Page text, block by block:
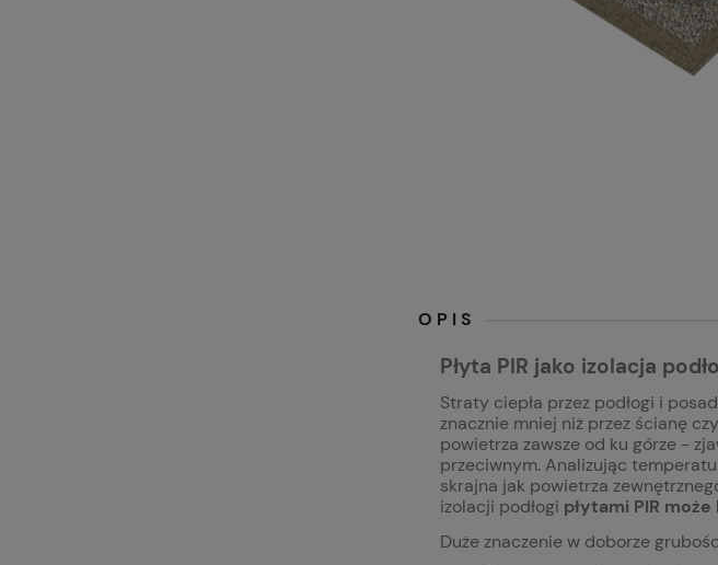
OPIS
Płyta PIR jako izolacja
Straty ciepła przez podłogi i
znacznie mniej niż przez ścianę
powietrza zawsze od ku górze -
przeciwnym. Analizując
skrajna jak powietrza
izolacji podłogi płytami PIR
Duże znaczenie w doborze